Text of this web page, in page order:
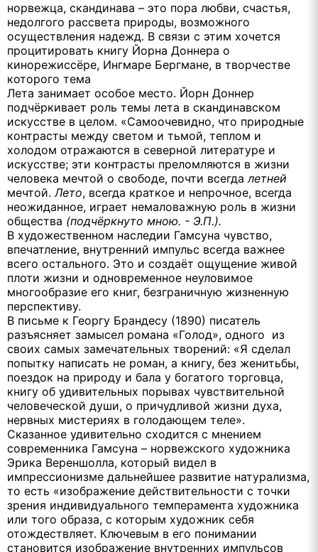
норвежца, скандинава – это пора любви, счастья,
недолгого рассвета приpоды, возможного
осуществления надежд. В связи с этим хочется
пpoцитировать книгу Йорна Доннера о
киноpeжиссёре, Ингмаре Бергмане, в творчестве
которого тема
Лета занимает особое место. Йорн Доннер
подчёркивает роль темы лета в скандинавском
искусстве в целом. «Самоочевидно, что природные
контрасты между светом и тьмой, теплом и
холодом отражаются в северной литературе и
искусстве; эти контрасты преломляются в жизни
человека мечтой о свободе, почти всегда летней
мечтой. Лето, всегда краткое и непрочное, всегда
неожиданное, играет немаловажную роль в жизни
общества (подчёркнуто мною. - Э.П.).
В художественном наследии Гамсуна чувство,
впечатление, внутренний импульс всегда важнее
всего остального. Это и создаёт ощущение живой
плоти жизни и одновременное неуловимое
многообразие его книг, безграничную жизненную
перспективу.
В письме к Георгу Брандесу (1890) писатель
разъясняет замысел романа «Голод», одного из
своих самых замечательных творений: «Я сделал
попытку написать не роман, а книгу, без женитьбы,
поездок на природу и бала у богатого торговца,
книгу об удивительных порывах чувствительной
человеческой души, о причудливой жизни духа,
нервныx мистериях в голодающем теле».
Сказанное удивительно сходится с мнением
современника Гамсуна – норвежского художника
Эрика Вереншолла, который видел в
импрессионизме дальнейшее развитие натурализма,
то есть «изображение действительности с точки
зрения индивидуального темперамента художника
или того образа, с которым художник себя
отождествляет. Ключевым в его понимании
становится изображение внутренних импульсов